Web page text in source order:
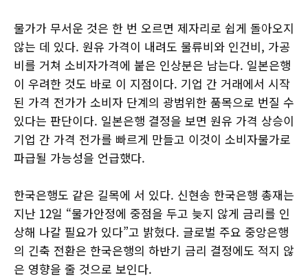
물가가 무서운 것은 한 번 오르면 제자리로 쉽게 돌아오지
않는 데 있다. 원유 가격이 내려도 물류비와 인건비, 가공
비를 거쳐 소비자가격에 붙은 인상분은 남는다. 일본은행
이 우려한 것도 바로 이 지점이다. 기업 간 거래에서 시작
된 가격 전가가 소비자 단계의 광범위한 품목으로 번질 수
있다는 판단이다. 일본은행 결정을 보면 원유 가격 상승이
기업 간 가격 전가를 빠르게 만들고 이것이 소비자물가로
파급될 가능성을 언급했다.
한국은행도 같은 길목에 서 있다. 신현송 한국은행 총재는
지난 12일 “물가안정에 중점을 두고 늦지 않게 금리를 인
상해 나갈 필요가 있다”고 밝혔다. 글로벌 주요 중앙은행
의 긴축 전환은 한국은행의 하반기 금리 결정에도 적지 않
은 영향을 줄 것으로 보인다.